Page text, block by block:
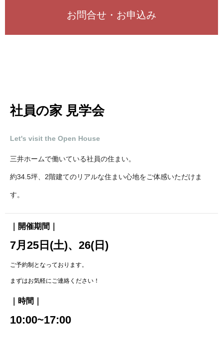
お問合せ・お申込み
社員の家 見学会
Let's visit the Open House
三井ホームで働いている社員の住まい。
約34.5坪、2階建てのリアルな住まい心地をご体感いただけま
す。
｜開催期間｜
7月25日(土)、26(日)
ご予約制となっております。
まずはお気軽にご連絡ください！
｜時間｜
10:00~17:00